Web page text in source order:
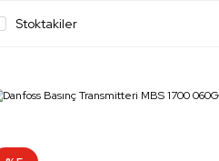
Stoktakiler